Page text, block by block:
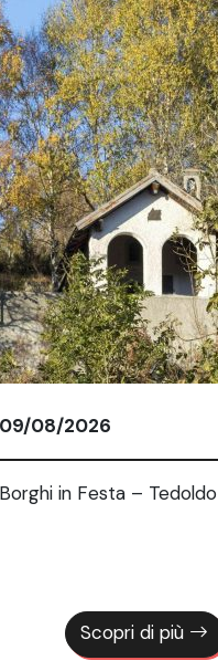
09/08/2026
Borghi in Festa – Tedoldo
Scopri di più